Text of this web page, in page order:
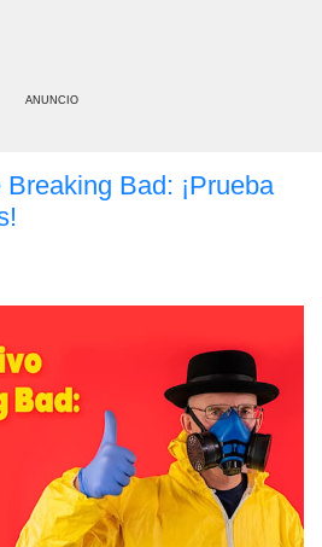
ANUNCIO
Bad: ¡Prueba